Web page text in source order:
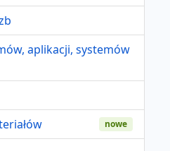
aplikacji, systemów
nowe